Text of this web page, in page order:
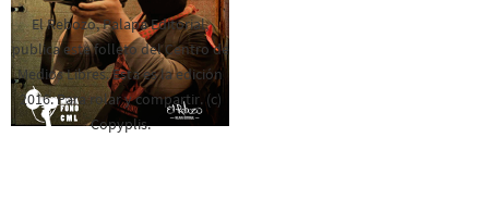
El Rebozo, Palapa Editorial,
publica este folleto del Centro de
Medios Libres. Esta es la edición
2016. Para rolar y compartir. (c)
Copyplis.